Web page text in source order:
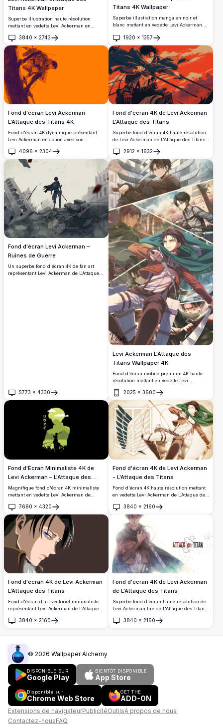
Titans 4K Wallpaper
Superbe illustration haute résolution
mettant en vedette Levi Ackerman en
emblématique équipement
tridimensionnel. Composition
monochrome dramatique avec des accents
rouges saisissants capture l'intensité et le
mouvement fluide du soldat le plus fort de
l'humanité dans sa bataille contre les
titans.
3840 × 2743
Ouvrir
Titans 4K Wallpaper
Superbe illustration manga en noir et
blanc mettant en vedette Levi Ackerman de
combat intense. Cette illustration très
détaillée présente le soldat du Bataillon
d'Exploration avec ses lames
emblématiques de l'équipement
tridimensionnel, affichant une
détermination féroce avec des yeux
lumineux et des traits marqués par les
combats.
1920 × 1357
Ouvrir
Fond d'écran Levi Ackerman
L'Attaque des Titans 4K
Fond d'écran 4K dynamique présentant
Levi Ackerman en action avec son
tridimensionnelle sur un arrière-plan
dégradé orange et violet saisissant. Parfait
fond d'écran haute résolution capturant
l'intensité et les compétences du soldat le
plus fort de l'humanité de L'Attaque des
Titans.
4096 × 2304
Ouvrir
Fond d'écran 4K de Levi Ackerman
L'Attaque des Titans
Superbe fond d'écran 4K haute résolution
de Levi Ackerman de L'Attaque des Titans,
combat avec ses doubles lames contre un
ciel cramoisi dramatique, portant
l'emblématique cape du Corps
d'Exploration et l'équipement ODM.
2912 × 1632
Ouvrir
Fond d'écran Levi Ackerman –
Ruines de Guerre
Un superbe fond d'écran 4K de fan art
représentant Levi Ackerman de L'Attaque
5773 × 4330
Ouvrir
Levi Ackerman L'Attaque des
Titans Wallpaper 4K
Fond d'écran mobile premium 4K haute
résolution mettant en vedette Levi
Ackerman de L'Attaque des Titans dans
plusieurs scènes dynamiques. Œuvre
d'art style collage présentant le soldat le
plus fort de l'humanité avec équipement
tridimensionnel et lames signature dans
diverses poses d'action pour écrans de
téléphone.
2025 × 3600
Ouvrir
Fond d'Écran Minimaliste 4K de
Levi Ackerman – L'Attaque des
Titans
Magnifique fond d'écran 4K minimaliste
mettant en vedette Levi Ackerman de
silhouette sombre aux tons verts illustre
Levi tenant ses lames, entouré d'un
paysage pittoresque au sein de sa
légendaire forme de profil.
7680 × 4320
Ouvrir
Fond d'écran 4K de Levi Ackerman
- L'Attaque des Titans
Fond d'écran 4K haute résolution mettant
en vedette Levi Ackerman de L'Attaque des
Régiment des Éclaireurs, maniant des
lames doubles avec l'emblème des Ailes
de la Liberté en arrière-plan.
3840 × 2160
Ouvrir
Fond d'écran 4K de Levi Ackerman
L'Attaque des Titans
Fond d'écran d'art vectoriel minimaliste
représentant Levi Ackerman de L'Attaque
bleus acérés et ses cheveux sombres
3840 × 2160
Ouvrir
Fond d'écran 4K de Levi Ackerman
de L'Attaque des Titans
Superbe fond d'écran haute résolution de
Levi Ackerman tiré de L'Attaque des Titans,
capitaine du Bataillon d'exploration dans
3840 × 2160
Ouvrir
© 2026 Wallpaper Alchemy
DISPONIBLE SUR
Google Play
BIENTÔT DISPONIBLE
App Store
Disponible sur
Chrome Web Store
GET THE
ADD-ON
Extensions de navigateurPublicitéOutilsÀ propos de nous
Contactez-nousFAQ